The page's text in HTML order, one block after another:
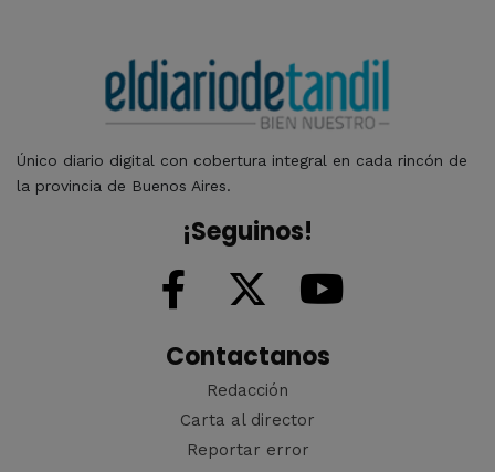
Único diario digital con cobertura integral en cada rincón de
la provincia de Buenos Aires.
¡Seguinos!
Contactanos
Redacción
Carta al director
Reportar error